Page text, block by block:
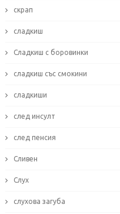
скрап
сладкиш
Сладкиш с боровинки
сладкиш със смокини
сладкиши
след инсулт
след пенсия
Сливен
Слух
слухова загуба